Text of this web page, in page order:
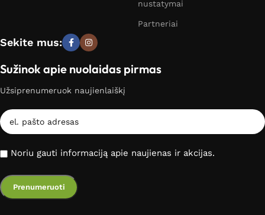
nustatymai
Partneriai
Sekite mus:
Sužinok apie nuolaidas pirmas
Užsiprenumeruok naujienlaiškį
Noriu gauti informaciją apie naujienas ir akcijas.